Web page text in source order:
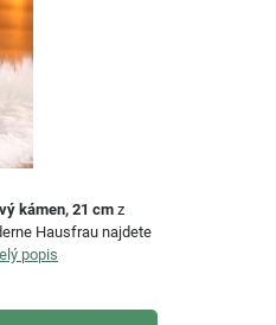
kámen, 21 cmz
Hausfrau najdete
popis